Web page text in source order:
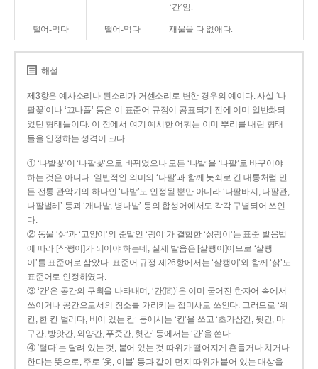
‘간’임.
털어-먹다 떨어-먹다 재물을 다 없애다.
해설
제3항은 예사소리나 된소리가 거센소리로 변한 경우의 예이다. 사실 ‘나
팔꽃’이나 ‘끄나풀’ 등은 이 표준어 규정이 공표되기 전에 이미 일반화되
었던 형태들이다. 이 점에서 여기 예시한 어휘는 이미 뿌리를 내린 형태
들을 인정하는 성격이 크다.
① ‘나발꽃’이 ‘나팔꽃’으로 바뀌었으나 모든 ‘나발’을 ‘나팔’로 바꾸어야
하는 것은 아니다. 일반적인 의미의 ‘나팔’과 함께 놋쇠로 긴 대롱처럼 만
든 전통 관악기의 하나인 ‘나발’도 인정될 뿐만 아니라 ‘나팔바지, 나팔관,
나팔벌레’ 등과 ‘개나발, 병나발’ 등의 합성어에서도 각각 구별되어 쓰인
다.
② 동물 ‘삵’과 ‘고양이’의 준말인 ‘괭이’가 결합한 ‘삵괭이’는 표준 발음법
에 따라 [삭꽹이]가 되어야 하는데, 실제 발음은 [살쾡이]이므로 ‘살쾡
이’를 표준어로 삼았다. 표준어 규정 제26항에서는 ‘살쾡이’와 함께 ‘삵’도
표준어로 인정하였다.
③ ‘칸’은 공간의 구획을 나타내며, ‘간(間)’은 이미 굳어진 한자어 속에서
쓰이거나 공간으로서의 장소를 가리키는 접미사로 쓰인다. 그러므로 ‘위
칸, 한 칸 벌리다, 비어 있는 칸’ 등에서는 ‘칸’을 쓰고 ‘초가삼간, 뒷간, 마
구간, 방앗간, 외양간, 푸줏간, 헛간’ 등에서는 ‘간’을 쓴다.
④ ‘털다’는 달려 있는 것, 붙어 있는 것 따위가 떨어지게 흔들거나 치거나
한다는 뜻으로, 주로 ‘옷, 이불’ 등과 같이 먼지 따위가 붙어 있는 대상을